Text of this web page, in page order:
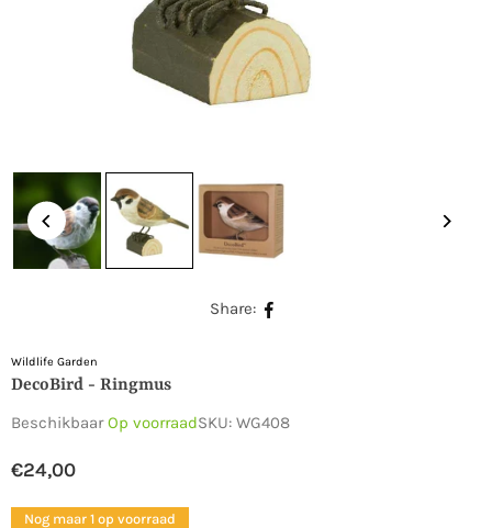
Share:
Wildlife Garden
DecoBird - Ringmus
BeschikbaarOp voorraadSKU: WG408
Normale
prijs
€24,00
Nog maar 1 op voorraad